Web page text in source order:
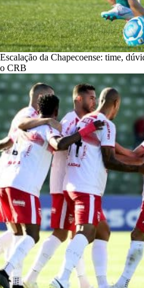
Escalação da Chapecoense: time,
o CRB